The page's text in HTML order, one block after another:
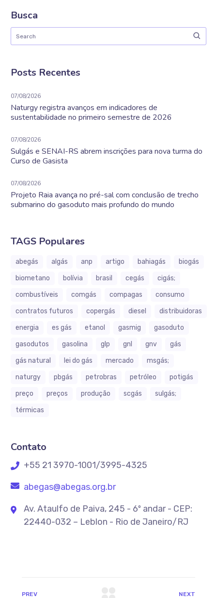
Busca
Posts Recentes
07/08/2026
Naturgy registra avanços em indicadores de
sustentabilidade no primeiro semestre de 2026
07/08/2026
Sulgás e SENAI-RS abrem inscrições para nova turma do
Curso de Gasista
07/08/2026
Projeto Raia avança no pré-sal com conclusão de trecho
submarino do gasoduto mais profundo do mundo
TAGS Populares
abegás algás anp artigo bahiagás
biogás
biometano
bolívia brasil cegás
cigás;
combustíveis
comgás compagas
consumo
contratos futuros
copergás diesel
distribuidoras
energia
es gás etanol gasmig
gasoduto
gasodutos
gasolina glp gnl gnv
gás
gás natural
lei do gás mercado
msgás;
naturgy
pbgás petrobras petróleo
potigás
preço
preços produção scgás
sulgás;
térmicas
Contato
+55 21 3970-1001/3995-4325
abegas@abegas.org.br
Av. Ataulfo de Paiva, 245 - 6º andar - CEP:
22440-032 – Leblon - Rio de Janeiro/RJ
PREV NEXT